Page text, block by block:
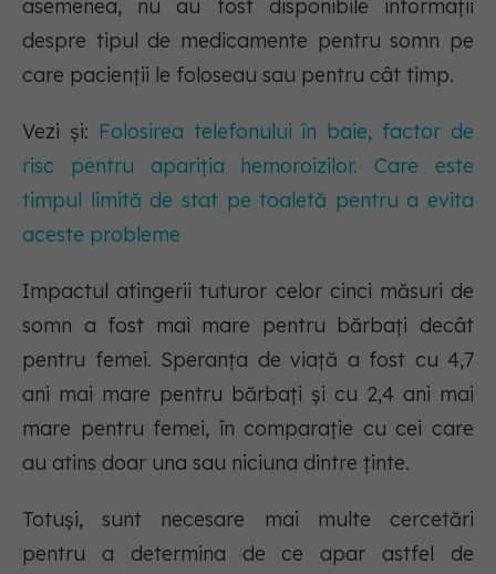
asemenea, nu au fost disponibile informații
despre tipul de medicamente pentru somn pe
care pacienții le foloseau sau pentru cât timp.
Vezi și: Folosirea telefonului în baie, factor de
risc pentru apariția hemoroizilor. Care este
timpul limită de stat pe toaletă pentru a evita
aceste probleme
Impactul atingerii tuturor celor cinci măsuri de
somn a fost mai mare pentru bărbați decât
pentru femei. Speranța de viață a fost cu 4,7
ani mai mare pentru bărbați și cu 2,4 ani mai
mare pentru femei, în comparație cu cei care
au atins doar una sau niciuna dintre ținte.
Totuși, sunt necesare mai multe cercetări
pentru a determina de ce apar astfel de